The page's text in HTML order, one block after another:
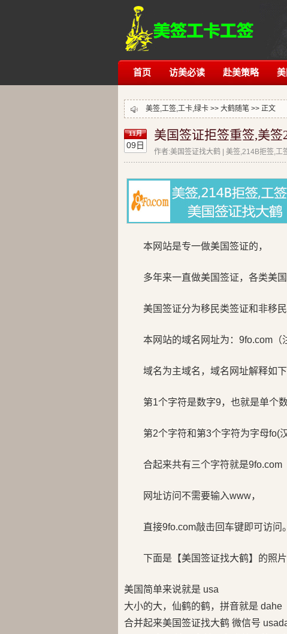
首页 访美必读 赴美策略
美签,工签,工卡,绿卡 >> 大鹤随笔 >> 正文
11月
09日
美国签证拒签重签,美
作者:美国签证找大鹤 | 美签,214B拒签,工
本网站是专一做美国签证的，
多年来一直做美国签证，各类美
美国签证分为移民类签证和非移民
本网站的域名网址为：9fo.com（
域名为主域名，域名网址解释如下
第1个字符是数字9，也就是单个
第2个字符和第3个字符为字母fo(
合起来共有三个字符就是9fo.com
网址访问不需要输入www，
直接9fo.com敲击回车键即可访问。
下面是【美国签证找大鹤】的照片
美国简单来说就是 usa
大小的大，仙鹤的鹤，拼音就是 dahe
合并起来美国签证找大鹤 微信号